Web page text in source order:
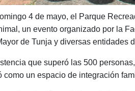
4 de mayo, el Parque
un evento organizado por la
de Tunja y diversas entidades
que superó las 500
como un espacio de integración